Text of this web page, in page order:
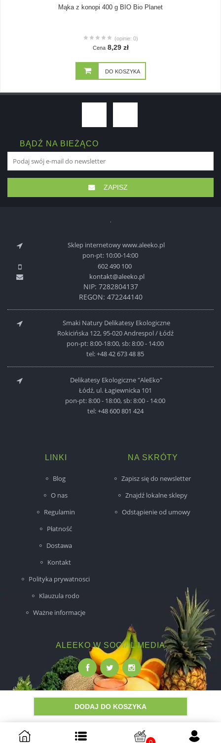
DODAJ DO KOSZYKA
Mąka z konopi 400 g BIO Bio Planet
(opinie: 0)
Cena 8,29 zł
DO KOSZYKA
BĄDŹ NA BIEŻĄCO
ZAPISZ
Sklep internetowy www.aleeko.pl
pon-pt: 10:00-14:00
602 490 100
kontakt@aleeko.pl
NIP: 7282804137
REGON: 472244140
Smaki Natury Delikatesy Ekologiczne
Rokicińska 122, 95-020 Andrespol / Łódź
pon-pt: 8:00-18:00, sb: 8:00 - 14:00
tel:+48 42 673 48 85
Delikatesy Ekologiczne "AleEko"
Łódź, ul. Łagiewnicka 101
pon-pt: 8:00 - 18:00, sb: 8:00 - 14:00
tel:+48 600 801 424
LINKI
Blog
O nas
Regulamin
Płatność
Dostawa
Kontakt
Polityka prywatnosci
Klauzula rodo
Ważne informacje
NA SKRÓTY
Zapisz się do newsletter
Znajdź lokalne sklepy
Odstąpienie od umowy
ALEEKO W SOCIAL MEDIA
Wykonanie:
NovaPoint